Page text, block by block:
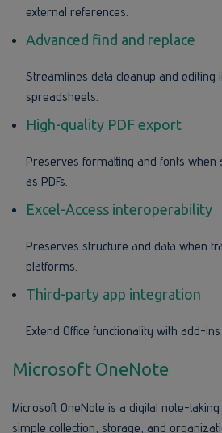
external references.
Advanced find and replace
Streamlines data cleanup and editing
spreadsheets.
High-quality PDF export
Preserves formatting and fonts when
as PDFs.
Excel-Access interoperability
Preserves structure and data when
platforms.
Third-party app integration
Extend Office functionality with add-
Microsoft OneNote
Microsoft OneNote is a digital note-
simple collection, storage, and